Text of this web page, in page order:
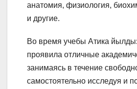
анатомия, физиология,
и другие.
Во время учебы Атика
проявила отличные
занимаясь в течение
самостоятельно исследуя и